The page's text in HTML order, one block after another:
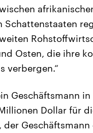
Osten, die ihre
verbergen.“
Geschäftsmann
Dollar für
der